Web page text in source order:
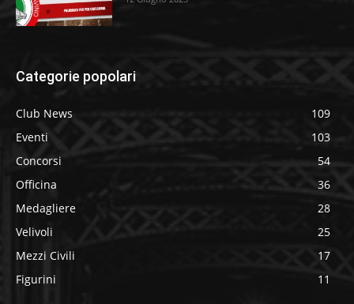
Categorie popolari
Club News
109
Eventi
103
Concorsi
54
Officina
36
Medagliere
28
Velivoli
25
Mezzi Civili
17
Figurini
11